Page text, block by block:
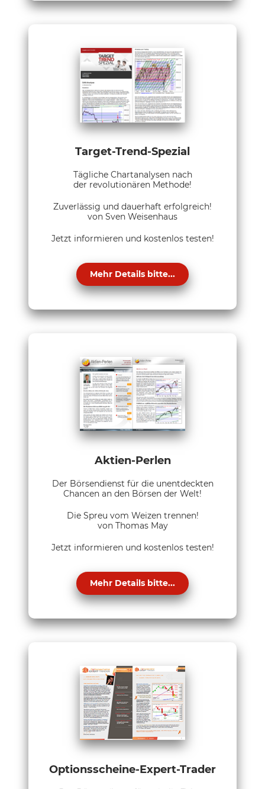
Target-Trend-Spezial
Tägliche Chartanalysen nach
der revolutionären Methode!
Zuverlässig und dauerhaft erfolgreich!
von Sven Weisenhaus
Jetzt informieren und kostenlos testen!
Mehr Details bitte...
Aktien-Perlen
Der Börsendienst für die unentdeckten
Chancen an den Börsen der Welt!
Die Spreu vom Weizen trennen!
von Thomas May
Jetzt informieren und kostenlos testen!
Mehr Details bitte...
Optionsscheine-Expert-Trader